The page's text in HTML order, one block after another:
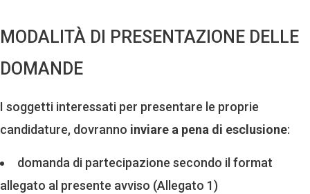
MODALITÀ DI PRESENTAZIONE DELLE
DOMANDE
I soggetti interessati per presentare le proprie
candidature, dovranno inviare a pena di esclusione:
domanda di partecipazione secondo il format
allegato al presente avviso (Allegato 1)